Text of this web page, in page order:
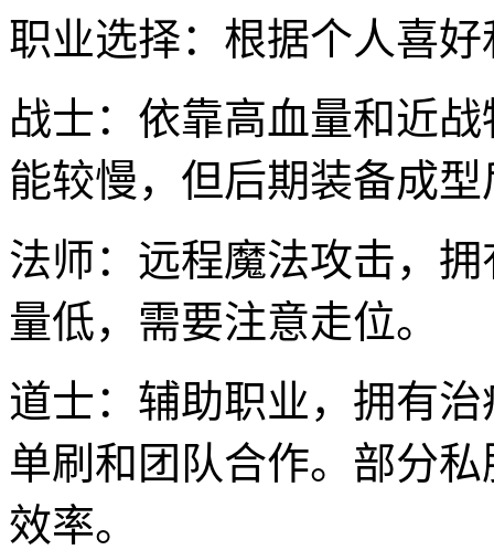
职业选择：根据个人喜
战士：依靠高血量和近
能较慢，但后期装备成
法师：远程魔法攻击，
量低，需要注意走位。
道士：辅助职业，拥有
单刷和团队合作。部分
效率。